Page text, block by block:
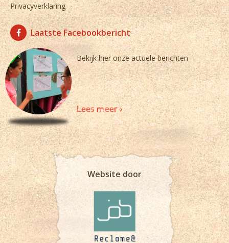
Privacyverklaring
Laatste Facebookbericht
Bekijk hier onze actuele berichten
Lees meer >
Website door